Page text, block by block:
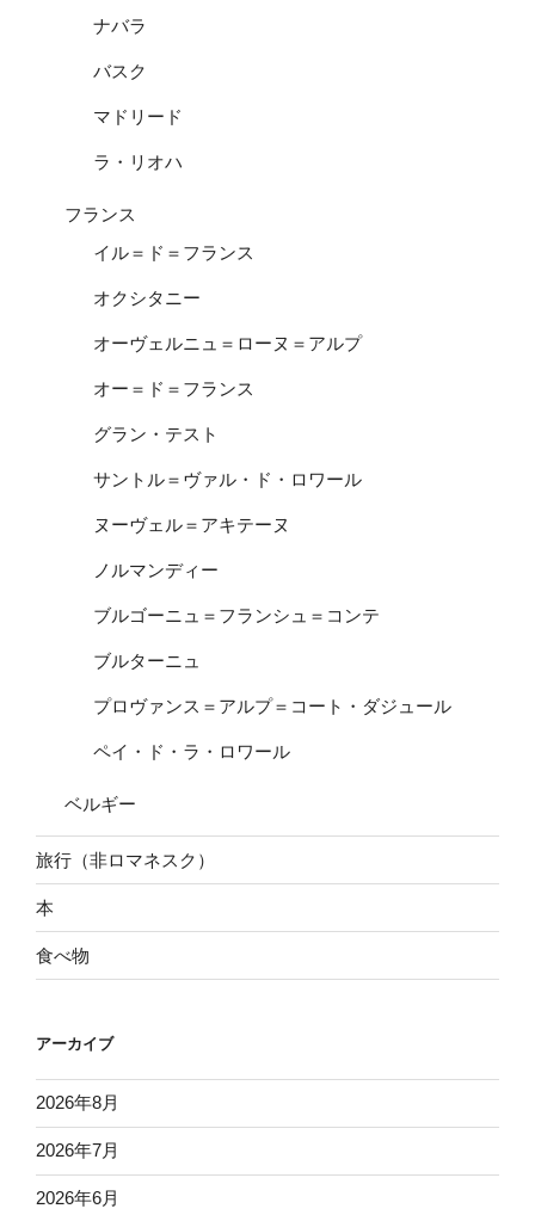
ナバラ
バスク
マドリード
ラ・リオハ
フランス
イル＝ド＝フランス
オクシタニー
オーヴェルニュ＝ローヌ＝アルプ
オー＝ド＝フランス
グラン・テスト
サントル＝ヴァル・ド・ロワール
ヌーヴェル＝アキテーヌ
ノルマンディー
ブルゴーニュ＝フランシュ＝コンテ
ブルターニュ
プロヴァンス＝アルプ＝コート・ダジュール
ペイ・ド・ラ・ロワール
ベルギー
旅行（非ロマネスク）
本
食べ物
アーカイブ
2026年8月
2026年7月
2026年6月